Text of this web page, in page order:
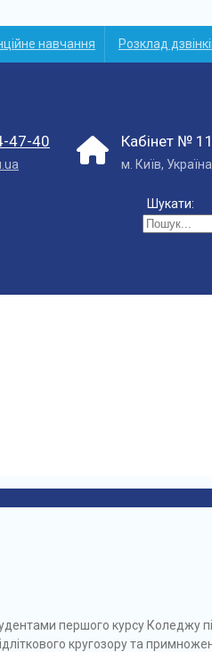
навчання Розклад
47-40 Кабінет №
м. Київ,
Шукати:
першого курсу Коледжу
кругозору та